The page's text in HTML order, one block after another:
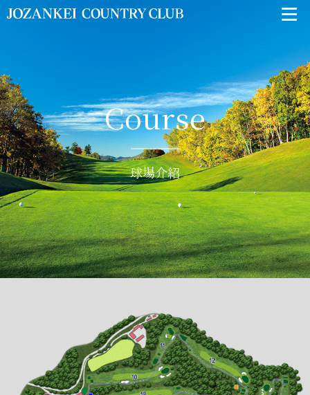
Course
球場介紹